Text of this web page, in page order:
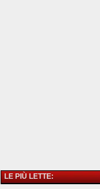
LE PIÙ LETTE: